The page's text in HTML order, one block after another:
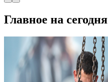
Главное на сегодня